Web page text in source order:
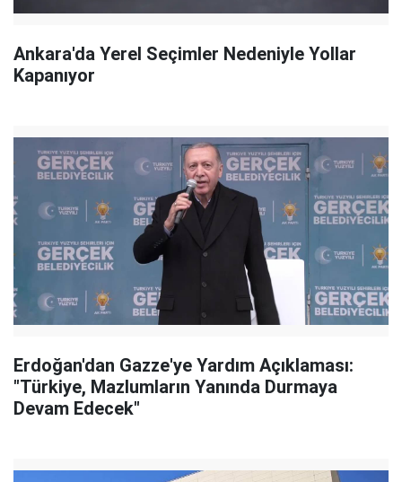
Ankara'da Yerel Seçimler Nedeniyle Yollar
Kapanıyor
Erdoğan'dan Gazze'ye Yardım Açıklaması:
"Türkiye, Mazlumların Yanında Durmaya
Devam Edecek"